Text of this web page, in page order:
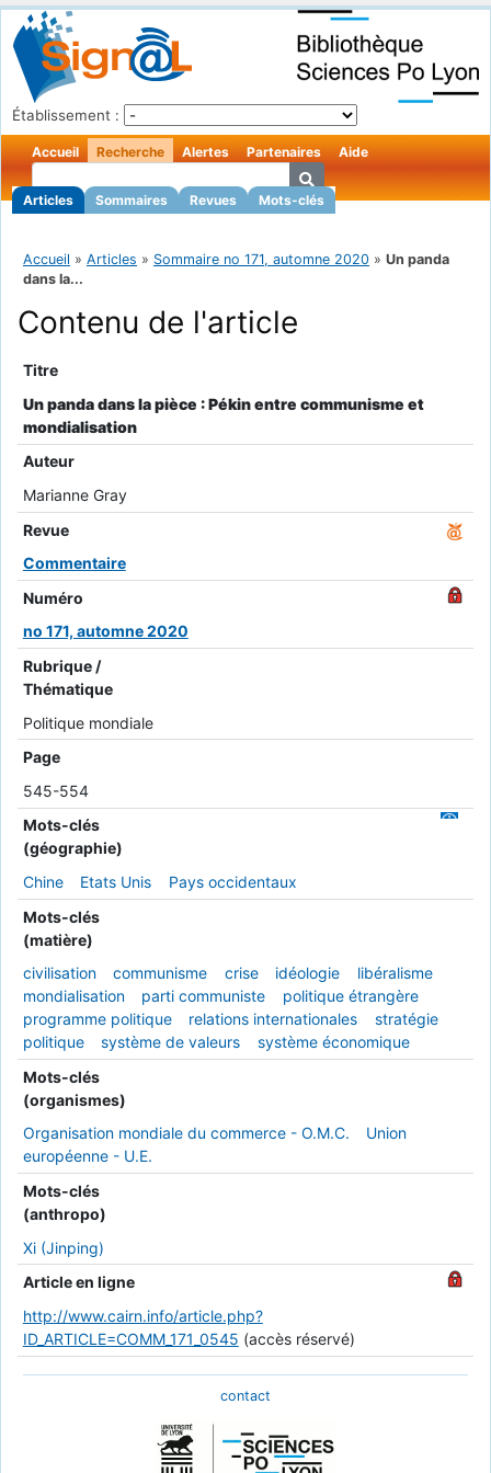
Établissement :
Accueil Recherche
Articles Sommaires Revues Mots-clés
Alertes Partenaires Aide
Accueil » Articles » Sommaire no 171, automne 2020 » Un panda
dans la...
Contenu de l'article
Titre
Un panda dans la pièce : Pékin entre communisme et
mondialisation
Auteur
Marianne Gray
Revue
Commentaire
Numéro
no 171, automne 2020
Rubrique /
Thématique
Politique mondiale
Page
545-554
Mots-clés
(géographie)
Chine
Etats Unis
Pays occidentaux
Mots-clés
(matière)
civilisation
communisme crise idéologie
libéralisme
mondialisation
parti communiste
politique étrangère
programme politique
relations internationales
stratégie
politique
système de valeurs
système économique
Mots-clés
(organismes)
Organisation mondiale du commerce - O.M.C.
Union
européenne - U.E.
Mots-clés
(anthropo)
Xi (Jinping)
Article en ligne
http://www.cairn.info/article.php?
ID_ARTICLE=COMM_171_0545 (accès réservé)
contact